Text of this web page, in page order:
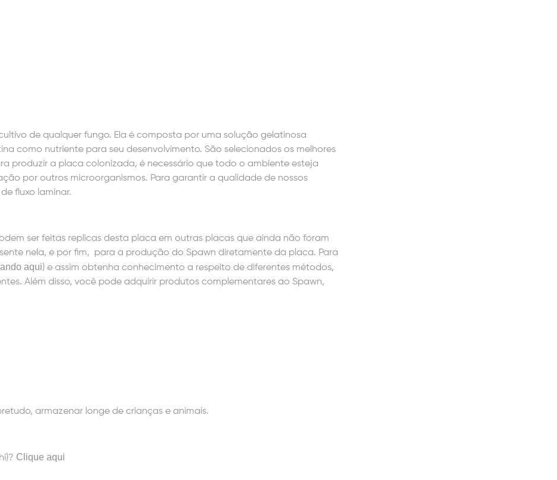
de qualquer fungo. Ela é composta por uma solução gelatinosa
como nutriente para seu desenvolvimento. São selecionados os melhores
produzir a placa colonizada, é necessário que todo o ambiente esteja
por outros microorganismos. Para garantir a qualidade de nossos
fluxo laminar.
ser feitas replicas desta placa em outras placas que ainda não foram
nela, e por fim, para a produção do Spawn diretamente da placa. Para
aqui) e assim obtenha conhecimento a respeito de diferentes métodos,
Além disso, você pode adquirir produtos complementares ao Spawn,
armazenar longe de crianças e animais.
Clique aqui